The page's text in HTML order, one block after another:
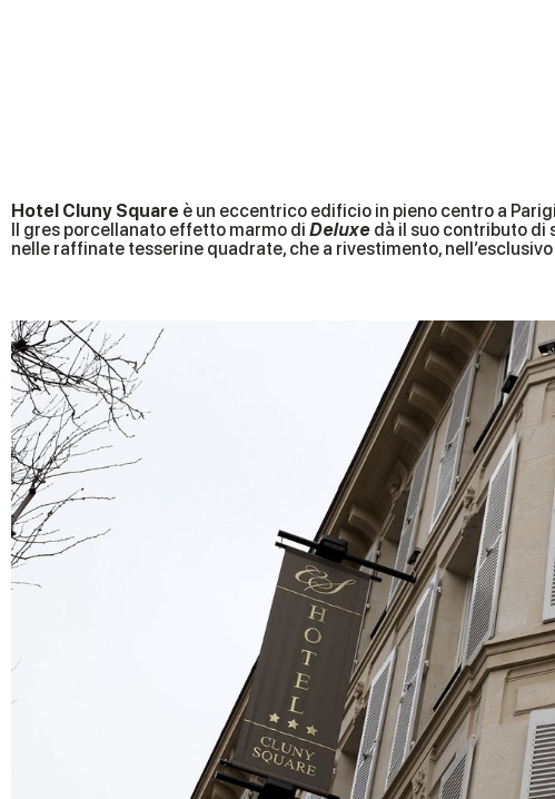
Hotel Cluny Square è un eccentrico edificio in pieno centro a
Il gres porcellanato effetto marmo di Deluxe dà il suo contributo di
nelle raffinate tesserine quadrate, che a rivestimento,